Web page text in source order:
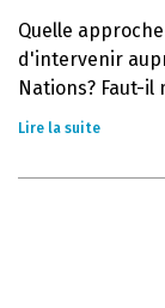
Quelle
d'intervenir
Nations? Faut-il
Lire la suite